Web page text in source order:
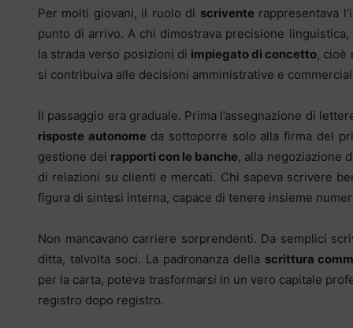
Per molti giovani, il ruolo di scrivente rappresentava
punto di arrivo. A chi dimostrava precisione
la strada verso posizioni di impiegato di concetto, cioè
si contribuiva alle decisioni amministrative e
Il passaggio era graduale. Prima l’assegnazione di
risposte autonome da sottoporre solo alla firma del
gestione dei rapporti con le banche, alla negoziazione
di relazioni su clienti e mercati. Chi sapeva scrivere
figura di sintesi interna, capace di tenere insieme
Non mancavano carriere sorprendenti. Da semplici
ditta, talvolta soci. La padronanza della scrittura
per la carta, poteva trasformarsi in un vero capitale
registro dopo registro.